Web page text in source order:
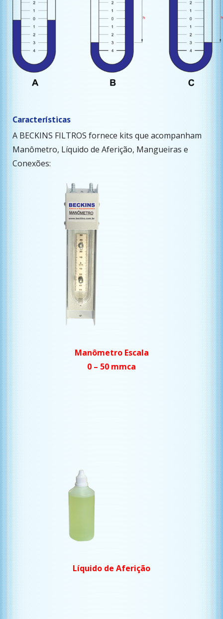
Características
A BECKINS FILTROS fornece kits que acompanham
Manômetro, Líquido de Aferição, Mangueiras e
Conexões:
Manômetro Escala
0 – 50 mmca
Líquido de Aferição